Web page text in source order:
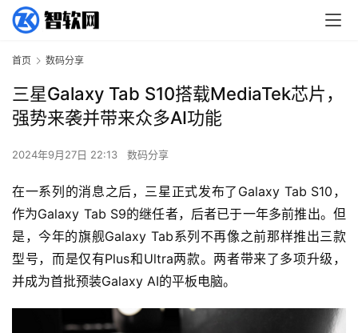
首页 数码分享
三星Galaxy Tab S10搭载MediaTek芯片，
强势来袭并带来众多AI功能
2024年9月27日 22:13 数码分享
在一系列的消息之后，三星正式发布了Galaxy Tab S10，
作为Galaxy Tab S9的继任者，后者已于一年多前推出。但
是，今年的旗舰Galaxy Tab系列不再像之前那样推出三款
型号，而是仅有Plus和Ultra两款。两者带来了多项升级，
并成为首批预装Galaxy AI的平板电脑。